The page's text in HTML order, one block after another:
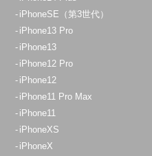
iPhoneSE（第3世代）
iPhone13 Pro
iPhone13
iPhone12 Pro
iPhone12
iPhone11 Pro Max
iPhone11
iPhoneXS
iPhoneX